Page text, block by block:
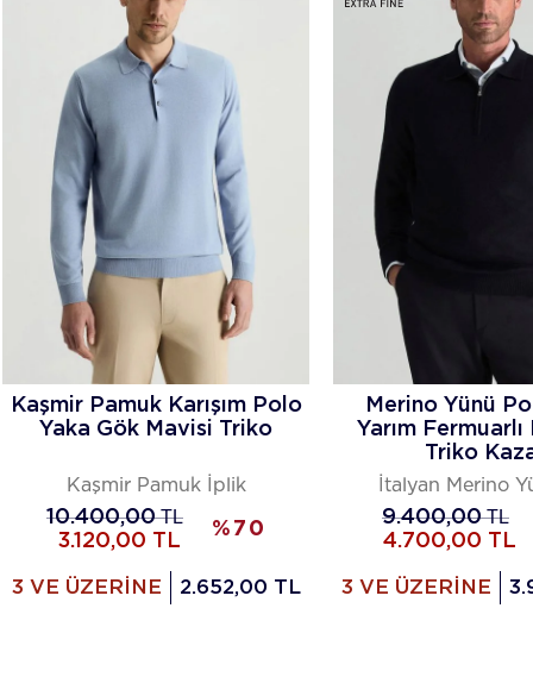
Kaşmir Pamuk Karışım Polo
Yaka Gök Mavisi Triko
Kaşmir Pamuk İplik
10.400,00TL
3.120,00 TL
% 70
3 VE ÜZERİNE 2.652,00 TL
Merino Yünü
Yarım
Triko
İtalyan Merino
9.400,00TL
4.700,00 TL
3 VE ÜZERİNE